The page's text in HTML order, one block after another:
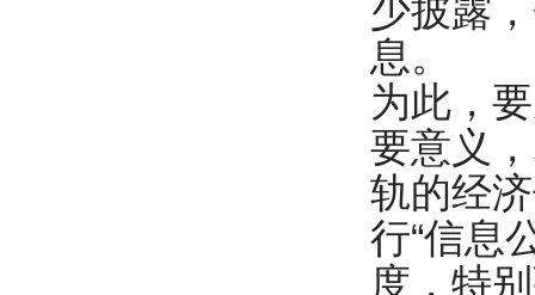
少披露
息。
为此，
要意义
轨的经
行“信息
度，特